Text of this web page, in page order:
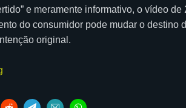
e meramente informativo, o vídeo
do consumidor pode mudar o destino
original.